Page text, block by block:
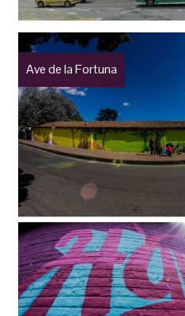
Ave de la Fortuna